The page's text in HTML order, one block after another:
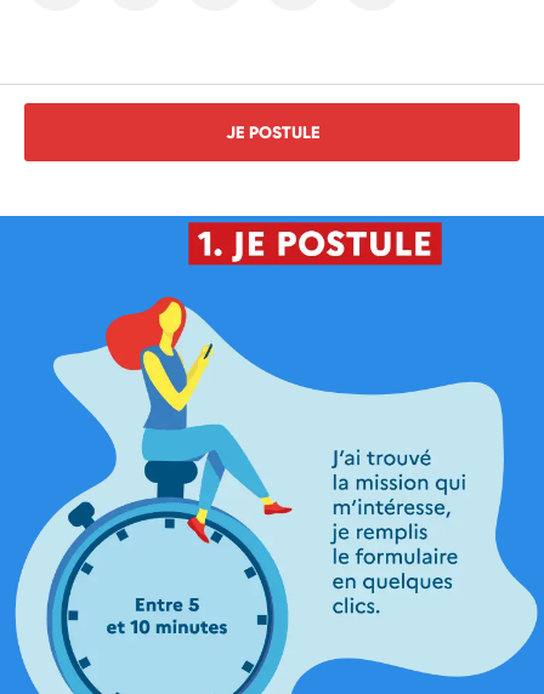
JE POSTULE